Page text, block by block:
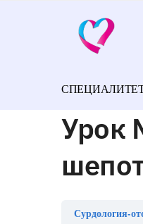
Урок
Сурдология-